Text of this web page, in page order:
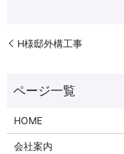
H様邸外構工事
HOME
会社案内